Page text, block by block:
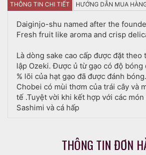
THÔNG TIN CHI TIẾT HƯỚNG DẪN MUA
Daiginjo-shu named after the
Fresh fruit like aroma and crisp
Là dòng sake cao cấp được đặt theo
lập Ozeki. Được ủ từ gạo có độ bóng
% lõi của hạt gạo đã được đánh
Chobei có mùi thơm của trái cây và
tế .Tuyệt vời khi kết hợp với các
Sashimi và cá hấp
THÔNG TIN ĐƠN